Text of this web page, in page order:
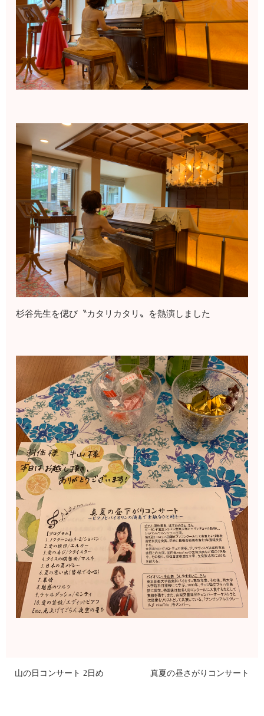
杉谷先生を偲び〝カタリカタリ〟を熱演しました
山の日コンサート 2日め 真夏の昼さがりコンサート